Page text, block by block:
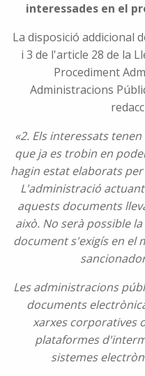
interessades en el
La disposició addicional
i 3 de l'article 28 de la
Procediment
Administracions
«2. Els interessats
que ja es trobin en
hagin estat elaborats
L'administració
aquests documents
això. No serà possible
document s'exigís en el
Les administracions
documents
xarxes corporatives
plataformes
sistemes